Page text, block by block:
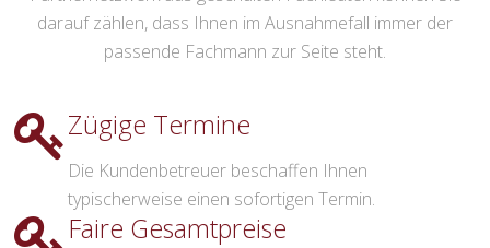
darauf zählen, dass Ihnen im Ausnahmefall immer der
passende Fachmann zur Seite steht.
Zügige Termine
Die Kundenbetreuer beschaffen Ihnen
typischerweise einen sofortigen Termin.
Faire Gesamtpreise